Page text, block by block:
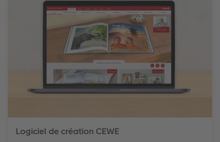
Logiciel de création CEWE